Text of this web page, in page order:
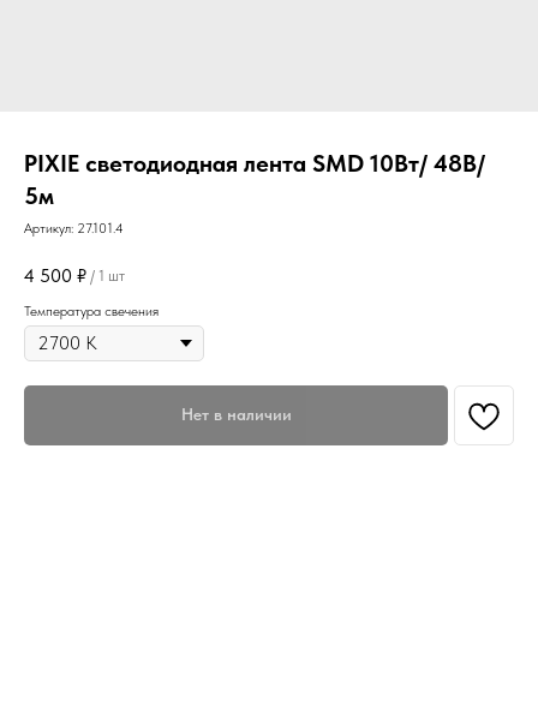
PIXIE светодиодная лента SMD 10Вт/ 48В/
5м
Артикул: 27.101.4
4 500 ₽ / 1 шт
Температура свечения
Нет в наличии